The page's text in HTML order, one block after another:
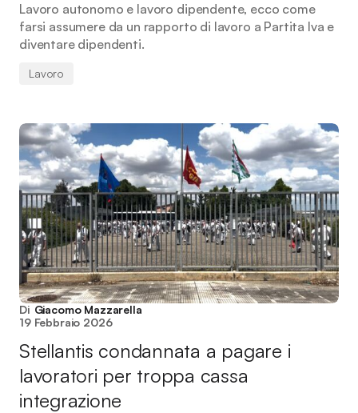
Lavoro autonomo e lavoro dipendente, ecco come
farsi assumere da un rapporto di lavoro a Partita Iva e
diventare dipendenti.
Lavoro
Di Giacomo Mazzarella
19 Febbraio 2026
Stellantis condannata a pagare i
lavoratori per troppa cassa
integrazione